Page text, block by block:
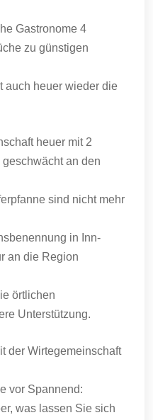
Gastronome 4
zu günstigen
auch heuer wieder die
heuer mit 2
an den
sind nicht mehr
in Inn-
an die Region
örtlichen
Unterstützung.
der Wirtegemeinschaft
vor Spannend:
was lassen Sie sich